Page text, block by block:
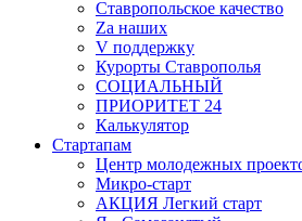
Ставропольское качество
Za наших
V поддержку
Курорты Ставрополья
СОЦИАЛЬНЫЙ
ПРИОРИТЕТ 24
Калькулятор
Стартапам
Центр молодежных
Микро-старт
АКЦИЯ Легкий старт